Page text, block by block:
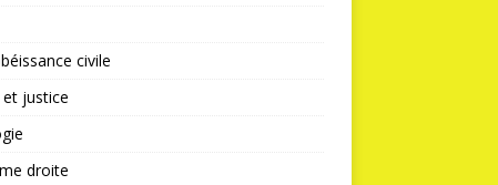
civile
justice
droite